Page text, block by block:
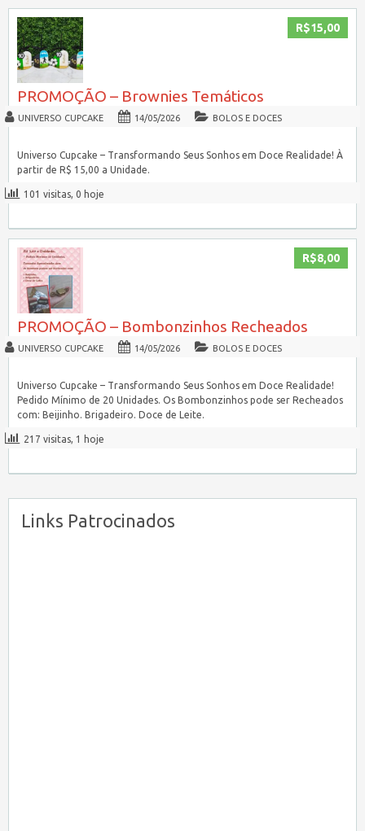
R$15,00
PROMOÇÃO – Brownies Temáticos
UNIVERSO CUPCAKE 14/05/2026 BOLOS E DOCES
Universo Cupcake – Transformando Seus Sonhos em Doce Realidade! À
partir de R$ 15,00 a Unidade.
101 visitas, 0 hoje
R$8,00
PROMOÇÃO – Bombonzinhos Recheados
UNIVERSO CUPCAKE 14/05/2026 BOLOS E DOCES
Universo Cupcake – Transformando Seus Sonhos em Doce Realidade!
Pedido Mínimo de 20 Unidades. Os Bombonzinhos pode ser Recheados
com: Beijinho. Brigadeiro. Doce de Leite.
217 visitas, 1 hoje
Links Patrocinados